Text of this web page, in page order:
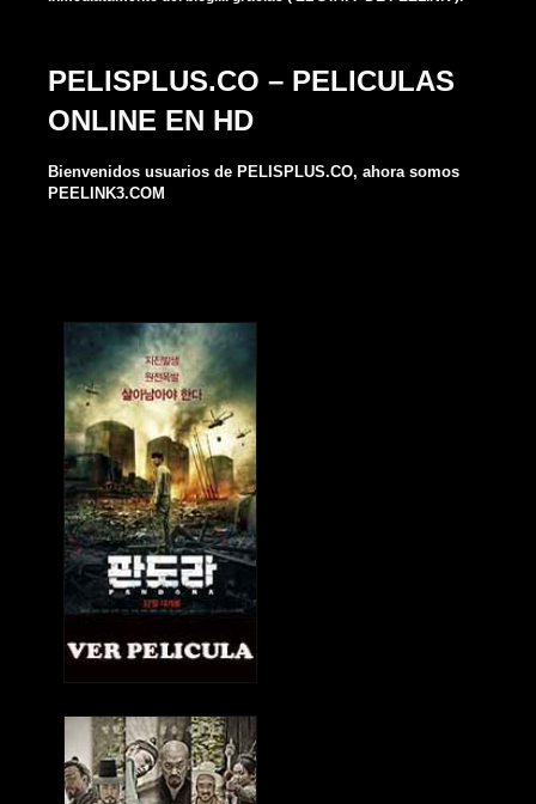
PELISPLUS.CO – PELICULAS
ONLINE EN HD
Bienvenidos usuarios de PELISPLUS.CO, ahora somos
PEELINK3.COM